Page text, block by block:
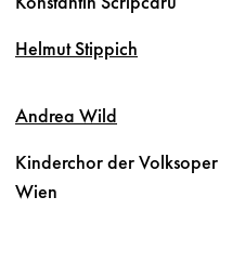
HelmutStippich
Andrea Wild
Kinderchor der Volksoper
Wien